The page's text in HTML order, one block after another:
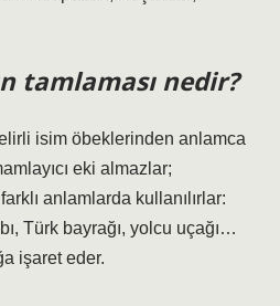
tamlaması nedir?
isim öbeklerinden anlamca
eki almazlar;
anlamlarda kullanılırlar:
Türk bayrağı, yolcu uçağı…
işaret eder.